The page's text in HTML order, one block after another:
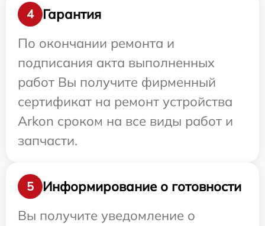
4
Гарантия
По окончании ремонта и
подписания акта выполненных
работ Вы получите фирменный
сертификат на ремонт устройства
Arkon сроком на все виды работ и
запчасти.
5
Информирование о готовности
Вы получите уведомление о